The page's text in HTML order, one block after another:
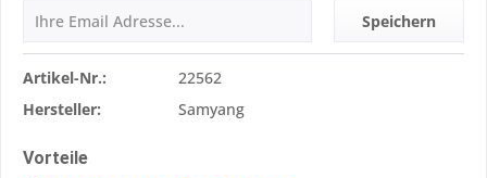
Speichern
Artikel-Nr.:
22562
Hersteller:
Samyang
Vorteile